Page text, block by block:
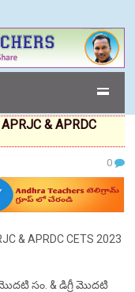
& APRDC
0
& APRDC CETS 2023
సం. & డిగ్రీ మొదటి